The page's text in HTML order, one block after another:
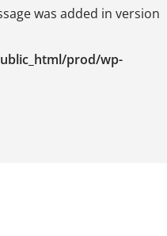
was added in version
prod/wp-